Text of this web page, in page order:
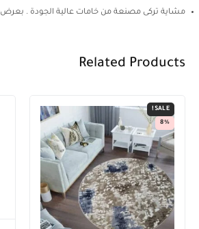
مشاية تركى مصنعة من خامات عالية الجودة . بعرض120 سم فى اطوال مختلفة . يتم سرفلة المنتج حسب المقاس المطلوب .
Related Products
SALE!
8%